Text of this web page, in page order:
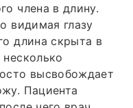
члена в длину.
видимая глазу
длина скрыта в
высвобождает
Пациента